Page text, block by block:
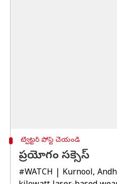
ట్విట్టర్ పోస్ట్ చేయండి
ప్రయోగం సక్సెస్
#WATCH | Kurnool,